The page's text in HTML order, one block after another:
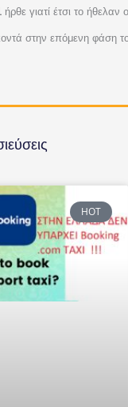
ήρθε γιατί έτσι το
στην επόμενη φάση
HOT